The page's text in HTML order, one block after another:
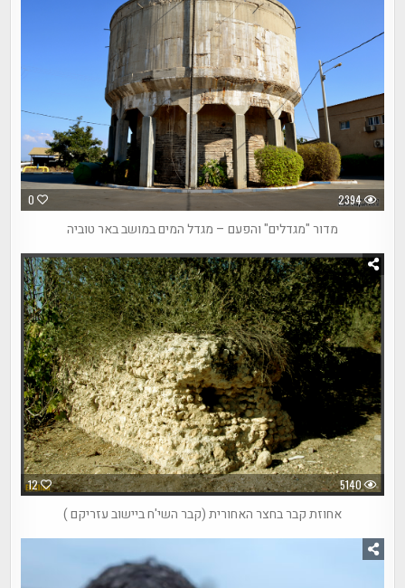
0 2394
מדור "מגדלים" והפעם – מגדל המים במושב באר טוביה
12 5140
אחוזת קבר בחצר האחורית (קבר השי'ח ביישוב עזריקם )